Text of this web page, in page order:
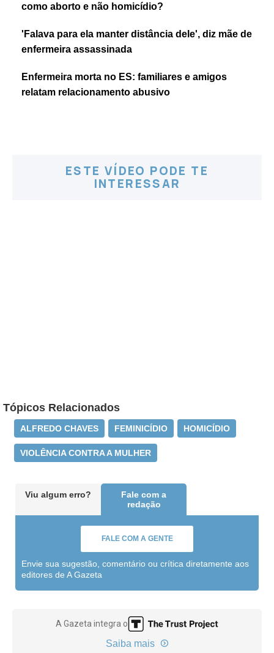
como aborto e não homicídio?
'Falava para ela manter distância dele', diz mãe de
enfermeira assassinada
Enfermeira morta no ES: familiares e amigos
relatam relacionamento abusivo
ESTE VÍDEO PODE TE
INTERESSAR
Tópicos Relacionados
ALFREDO CHAVES FEMINICÍDIO HOMICÍDIO
VIOLÊNCIA CONTRA A MULHER
Viu algum erro?
Fale com a
redação
FALE COM A GENTE
Envie sua sugestão, comentário ou crítica diretamente aos
editores de A Gazeta
A Gazeta integra o
Saiba mais